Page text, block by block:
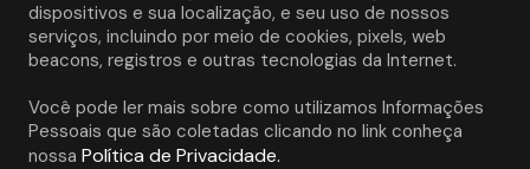
dispositivos e sua localização, e seu uso de nossos
serviços, incluindo por meio de cookies, pixels, web
beacons, registros e outras tecnologias da Internet.
Você pode ler mais sobre como utilizamos Informações
Pessoais que são coletadas clicando no link conheça
nossa Política de Privacidade.